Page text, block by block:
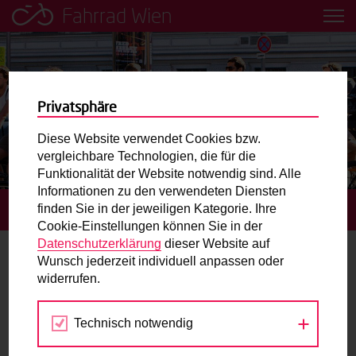
Fahrrad Wien
Leih dir einfach ein Transportfahrrad in deiner Nähe aus!
Mobilitätsbildung für Kinder und
Jugendliche
Radweg-Projektkarte
Routenplaner
Mit dem Fahrrad in Wien unterwegs? Hier finden Sie die
beste Route.
Wunschbox
Sie haben ein Anliegen zum Radverkehr? Schreiben Sie
STARTSEITE TERMINE
Radtour
Jun Jul Aug
Privatsphäre
Diese Website verwendet Cookies bzw.
vergleichbare Technologien, die für die
Funktionalität der Website notwendig sind. Alle
Informationen zu den verwendeten Diensten
finden Sie in der jeweiligen Kategorie. Ihre
Cookie-Einstellungen können Sie in der
Datenschutzerklärung dieser Website auf
Wunsch jederzeit individuell anpassen oder
widerrufen.
Technisch notwendig